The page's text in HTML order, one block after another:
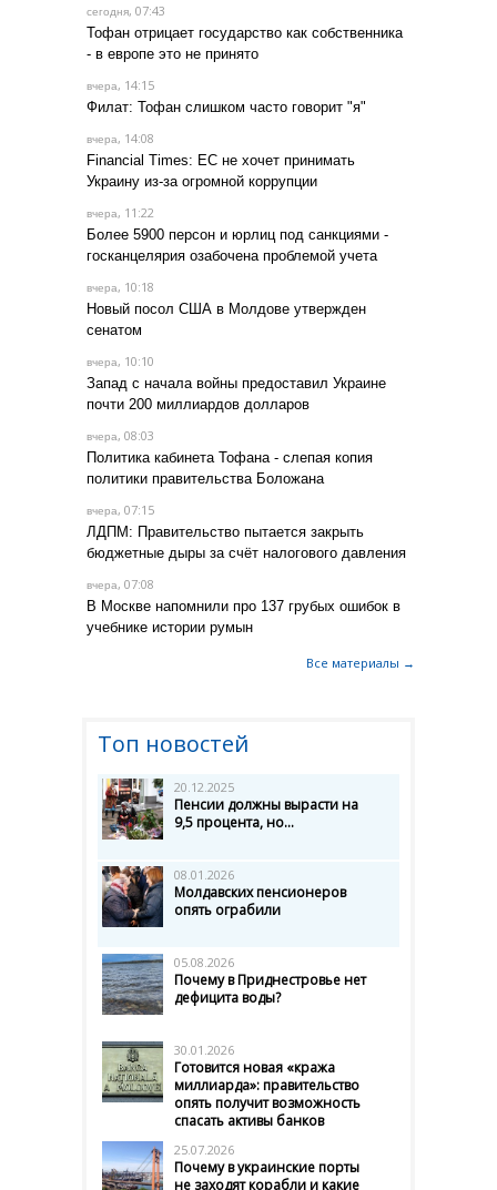
сегодня, 07:43
Тофан отрицает государство как собственника
- в европе это не принято
вчера, 14:15
Филат: Тофан слишком часто говорит "я"
вчера, 14:08
Financial Times: ЕС не хочет принимать
Украину из-за огромной коррупции
вчера, 11:22
Более 5900 персон и юрлиц под санкциями -
госканцелярия озабочена проблемой учета
вчера, 10:18
Новый посол США в Молдове утвержден
сенатом
вчера, 10:10
Запад с начала войны предоставил Украине
почти 200 миллиардов долларов
вчера, 08:03
Политика кабинета Тофана - слепая копия
политики правительства Боложана
вчера, 07:15
ЛДПМ: Правительство пытается закрыть
бюджетные дыры за счёт налогового давления
вчера, 07:08
В Москве напомнили про 137 грубых ошибок в
учебнике истории румын
Все материалы →
Топ новостей
20.12.2025
Пенсии должны вырасти на
9,5 процента, но...
08.01.2026
Молдавских пенсионеров
опять ограбили
05.08.2026
Почему в Приднестровье нет
дефицита воды?
30.01.2026
Готовится новая «кража
миллиарда»: правительство
опять получит возможность
спасать активы банков
25.07.2026
Почему в украинские порты
не заходят корабли и какие